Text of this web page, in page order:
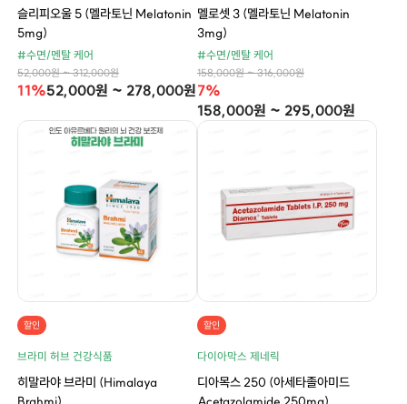
슬리피오울 5 (멜라토닌 Melatonin
5mg)
#수면/멘탈 케어
52,000원 ~ 312,000원
11%52,000원 ~ 278,000원
멜로셋 3 (멜라토닌 Melatonin
3mg)
#수면/멘탈 케어
158,000원 ~ 316,000원
7%
158,000원 ~ 295,000원
할인
브라미 허브 건강식품
히말라야 브라미 (Himalaya
할인
다이아막스 제네릭
디아목스 250 (아세타졸아미드